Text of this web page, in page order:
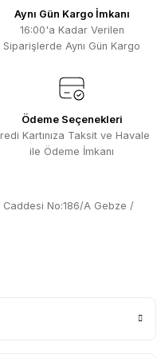
Aynı Gün Kargo İmkanı
16:00'a Kadar Verilen
Siparişlerde Aynı Gün Kargo
Ödeme Seçenekleri
Kartınıza Taksit ve Havale
ile Ödeme İmkanı
No:186/A Gebze /